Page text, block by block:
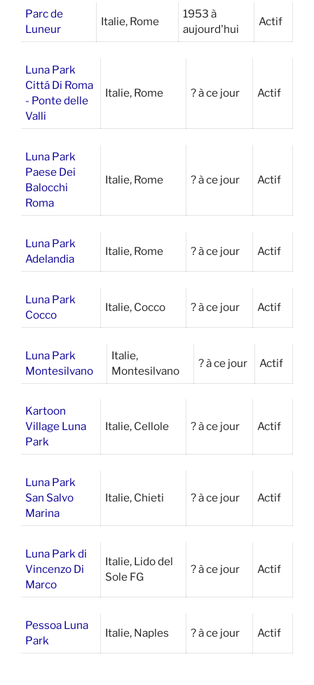
Parc de
Luneur
Italie, Rome
1953 à
aujourd'hui
Actif
Luna Park
Cittá Di Roma
- Ponte delle
Valli
Italie, Rome ? à ce jour Actif
Luna Park
Paese Dei
Balocchi
Roma
Italie, Rome ? à ce jour Actif
Luna Park
Adelandia
Italie, Rome ? à ce jour Actif
Luna Park
Cocco
Italie, Cocco ? à ce jour Actif
Luna Park
Montesilvano
Italie,
Montesilvano
? à ce jour Actif
Kartoon
Village Luna
Park
Italie, Cellole ? à ce jour Actif
Luna Park
San Salvo
Marina
Italie, Chieti ? à ce jour Actif
Luna Park di
Vincenzo Di
Marco
Italie, Lido del
Sole FG
? à ce jour Actif
Pessoa Luna
Park
Italie, Naples ? à ce jour Actif